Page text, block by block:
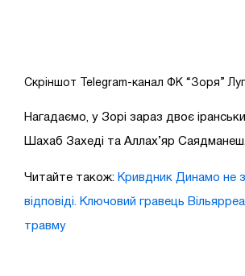
Скріншот Telegram-канал ФК “Зоря”
Нагадаємо, у Зорі зараз двоє
Шахаб Захеді та Аллах’яр Саядманеш.
Читайте також: Кривдник Динамо не
відповіді. Ключовий гравець
травму